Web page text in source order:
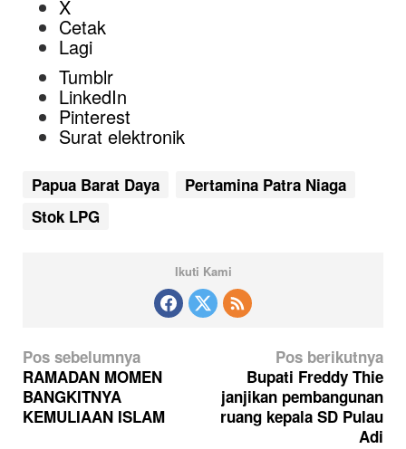
X
Cetak
Lagi
Tumblr
LinkedIn
Pinterest
Surat elektronik
Papua Barat Daya
Pertamina Patra Niaga
Stok LPG
Ikuti Kami
N
a
v
i
Pos sebelumnya
RAMADAN MOMEN
BANGKITNYA
KEMULIAAN ISLAM
Pos berikutnya
Bupati Freddy Thie
janjikan pembangunan
ruang kepala SD Pulau
Adi